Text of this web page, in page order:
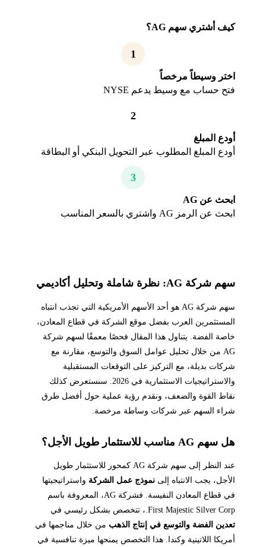
كيف أشتري سهم AG؟
1
اختر وسيطاً مرخصاً
فتح حساب مع وسيط يدعم NYSE
2
أودع المبلغ
أودع المبلغ المطلوب عبر التحويل البنكي أو البطاقة
3
ابحث عن AG
ابحث عن الرمز AG واشتري بالسعر المناسب
سهم شركة AG: نظرة شاملة وتحليل أكاديمي
سهم شركة AG هو أحد الأسهم الأمريكية التي تجذب انتباه
المستثمرين العرب بفضل موقع الشركة في قطاع المعادن،
خاصة الفضة. يتناول هذا المقال فحصًا معمقًا لسهم شركة
AG من خلال تحليل عوامل السوق والتوسع، مقارنة مع
شركات بديلة، مع التركيز على التوقعات المستقبلية
والاستراتيجيات الاستثمارية في 2026. سنستعرض كذلك
نقاط القوة والضعف، ونقدم رؤية عملية حول أفضل طرق
شراء السهم عبر شركات وساطة مرخصة.
هل سهم AG مناسب للاستثمار طويل الأجل؟
عند النظر إلى سهم شركة AG كمحور للاستثمار طويل
الأجل، يجب الانتباه إلى نموذج عمل الشركةواستراتيجيتها
في قطاع المعادن النفيسة. فشركة AG، المعروفة باسم
First Majestic Silver Corp.، تتخصص بشكل رئيسي في
تعدين الفضة والتوسع في إنتاج الذهبمن خلال مناجمها في
أمريكا اللاتينية وكندا. هذا التخصص يمنحها ميزة تنافسية في